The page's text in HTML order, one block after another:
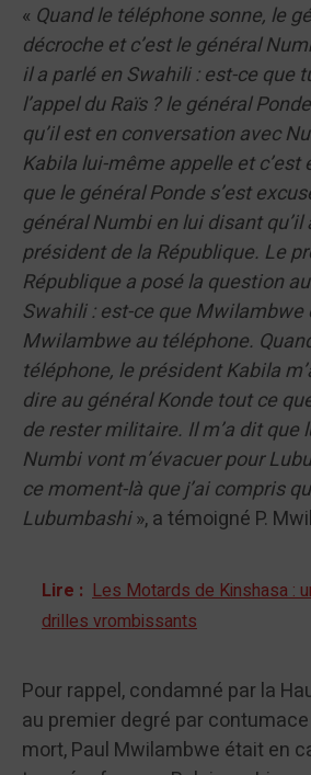
« Quand le téléphone sonne, le
décroche et c’est le général
il a parlé en Swahili : est-ce que
l’appel du Raïs ? le général
qu’il est en conversation avec
Kabila lui-même appelle et c’est
que le général Ponde s’est
général Numbi en lui disant qu’il
président de la République. Le
République a posé la question
Swahili : est-ce que Mwilambwe
Mwilambwe au téléphone.
téléphone, le président Kabila
dire au général Konde tout ce
de rester militaire. Il m’a dit que
Numbi vont m’évacuer pour
ce moment-là que j’ai compris
Lubumbashi», a témoigné P.
Lire : Les Motards de Kinshasa :
drilles vrombissants
Pour rappel, condamné par la
au premier degré par
mort, Paul Mwilambwe était en